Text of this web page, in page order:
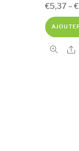
€5,37 –€